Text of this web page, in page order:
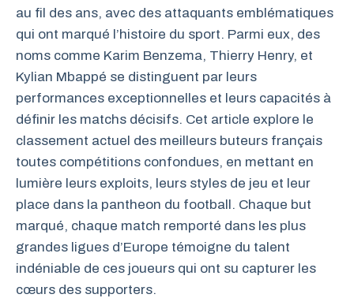
au fil des ans, avec des attaquants emblématiques
qui ont marqué l’histoire du sport. Parmi eux, des
noms comme Karim Benzema, Thierry Henry, et
Kylian Mbappé se distinguent par leurs
performances exceptionnelles et leurs capacités à
définir les matchs décisifs. Cet article explore le
classement actuel des meilleurs buteurs français
toutes compétitions confondues, en mettant en
lumière leurs exploits, leurs styles de jeu et leur
place dans la pantheon du football. Chaque but
marqué, chaque match remporté dans les plus
grandes ligues d’Europe témoigne du talent
indéniable de ces joueurs qui ont su capturer les
cœurs des supporters.